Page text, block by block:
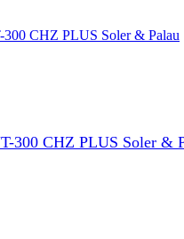
300 CHZ PLUS Soler &